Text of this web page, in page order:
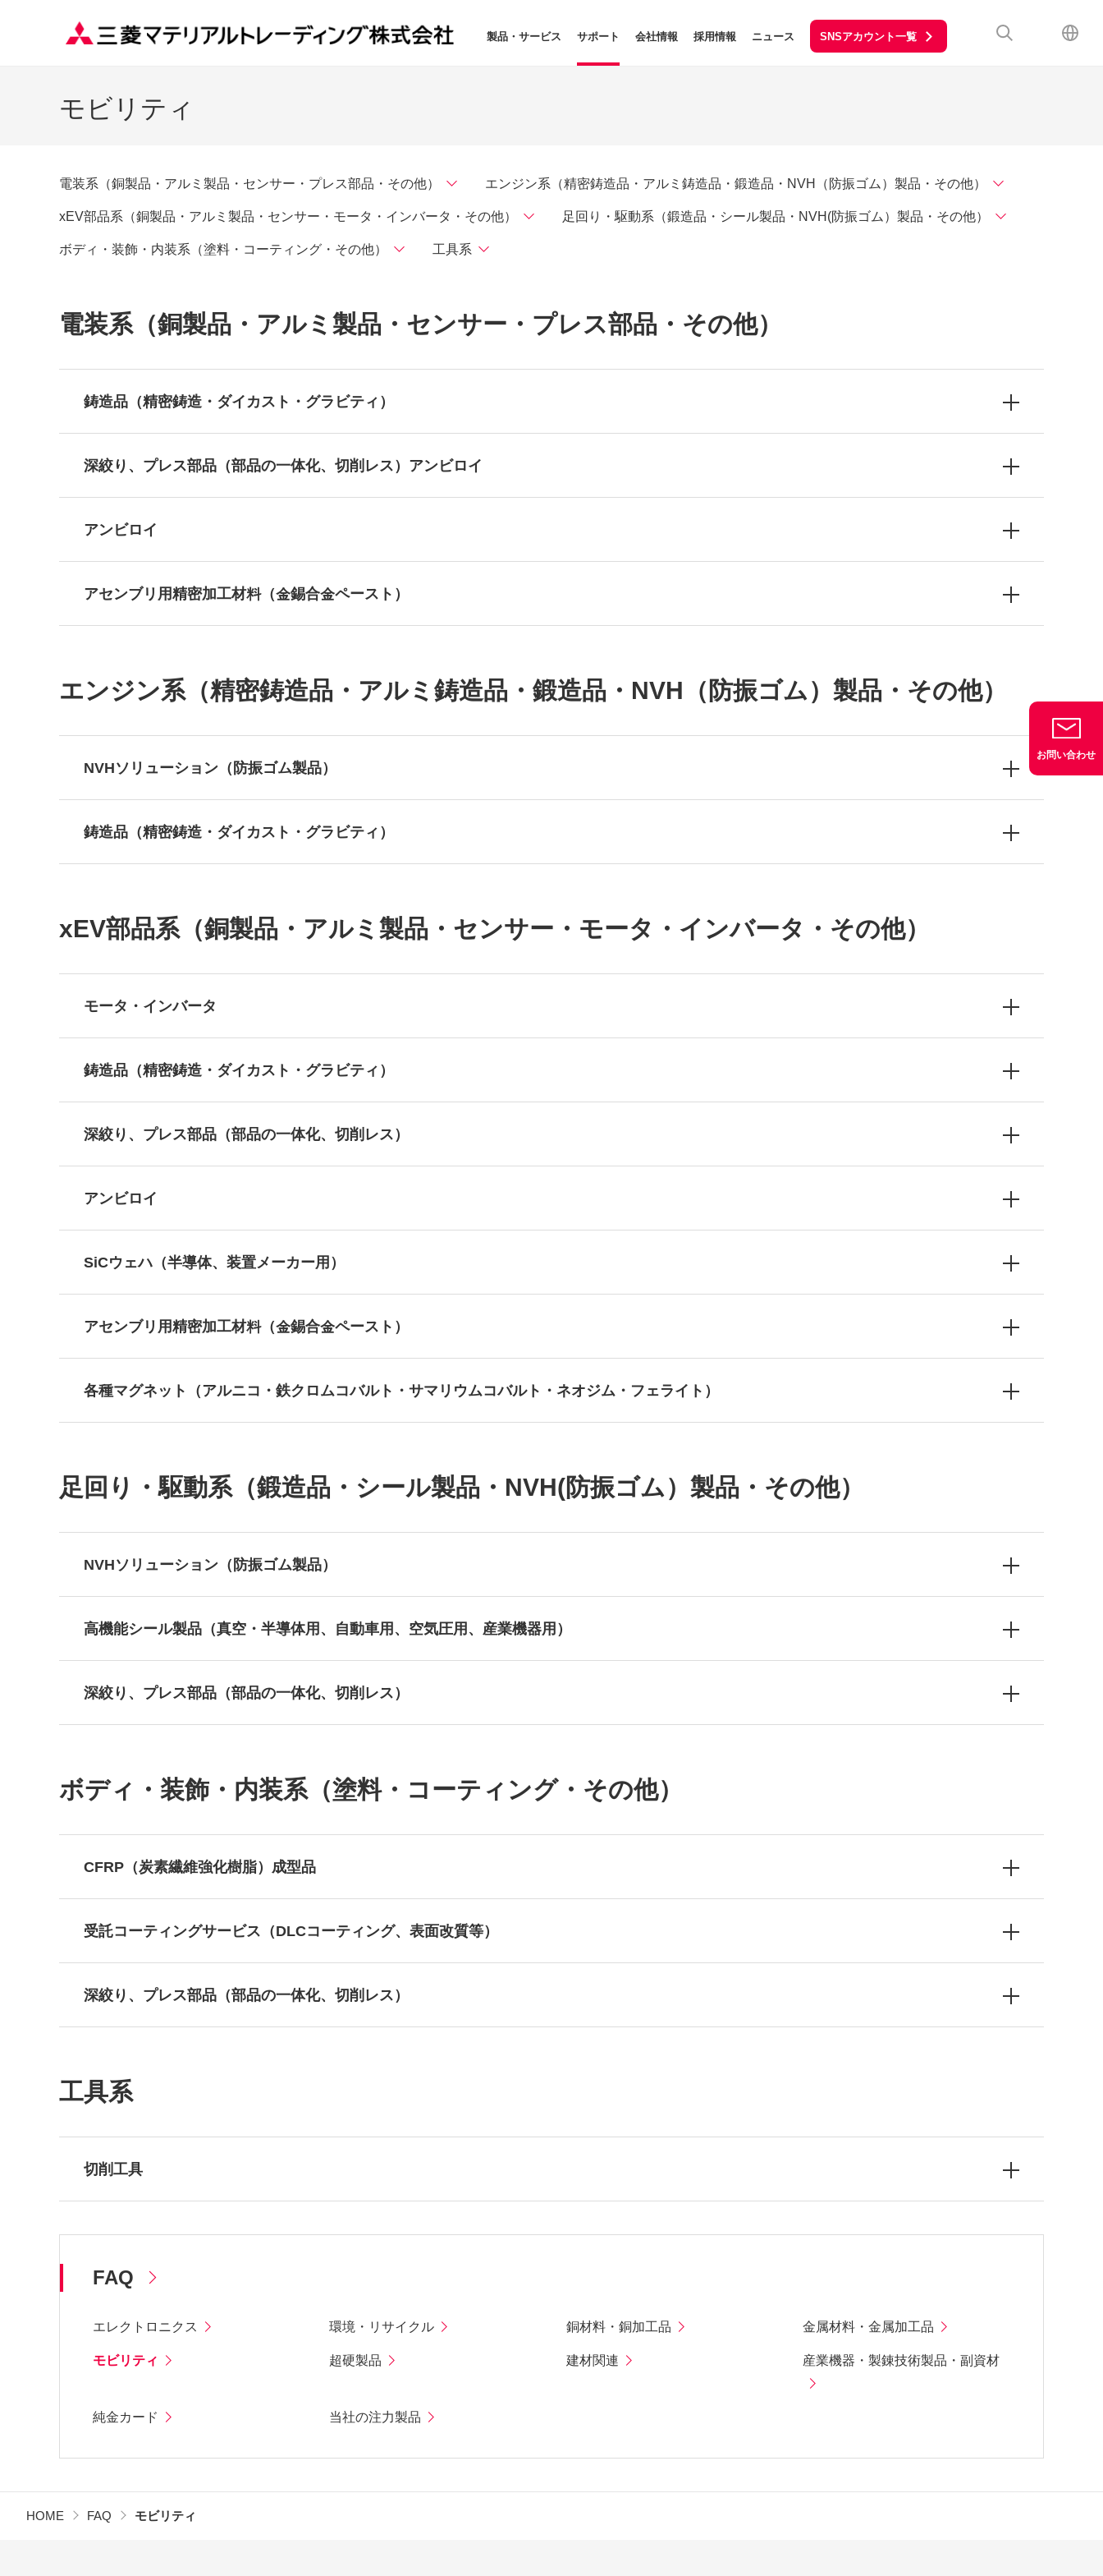
製品・サービス サポート 会社情報 採用情報 ニュース SNSアカウント一覧
モビリティ
電装系（銅製品・アルミ製品・センサー・プレス部品・その他） エンジン系（精密鋳造品・アルミ鋳造品・鍛造品・NVH（防振ゴム）製品・その他）
xEV部品系（銅製品・アルミ製品・センサー・モータ・インバータ・その他） 足回り・駆動系（鍛造品・シール製品・NVH(防振ゴム）製品・その他）
ボディ・装飾・内装系（塗料・コーティング・その他） 工具系
電装系（銅製品・アルミ製品・センサー・プレス部品・その他）
鋳造品（精密鋳造・ダイカスト・グラビティ）
深絞り、プレス部品（部品の一体化、切削レス）アンビロイ
アンビロイ
アセンブリ用精密加工材料（金錫合金ペースト）
エンジン系（精密鋳造品・アルミ鋳造品・鍛造品・NVH（防振ゴム）製品・その他）
NVHソリューション（防振ゴム製品）
鋳造品（精密鋳造・ダイカスト・グラビティ）
xEV部品系（銅製品・アルミ製品・センサー・モータ・インバータ・その他）
モータ・インバータ
鋳造品（精密鋳造・ダイカスト・グラビティ）
深絞り、プレス部品（部品の一体化、切削レス）
アンビロイ
SiCウェハ（半導体、装置メーカー用）
アセンブリ用精密加工材料（金錫合金ペースト）
各種マグネット（アルニコ・鉄クロムコバルト・サマリウムコバルト・ネオジム・フェライト）
足回り・駆動系（鍛造品・シール製品・NVH(防振ゴム）製品・その他）
NVHソリューション（防振ゴム製品）
高機能シール製品（真空・半導体用、自動車用、空気圧用、産業機器用）
深絞り、プレス部品（部品の一体化、切削レス）
ボディ・装飾・内装系（塗料・コーティング・その他）
CFRP（炭素繊維強化樹脂）成型品
受託コーティングサービス（DLCコーティング、表面改質等）
深絞り、プレス部品（部品の一体化、切削レス）
工具系
切削工具
FAQ
エレクトロニクス 環境・リサイクル 銅材料・銅加工品 金属材料・金属加工品
モビリティ 超硬製品 建材関連 産業機器・製錬技術製品・副資材
純金カード 当社の注力製品
HOME FAQ モビリティ
お問い合わせ